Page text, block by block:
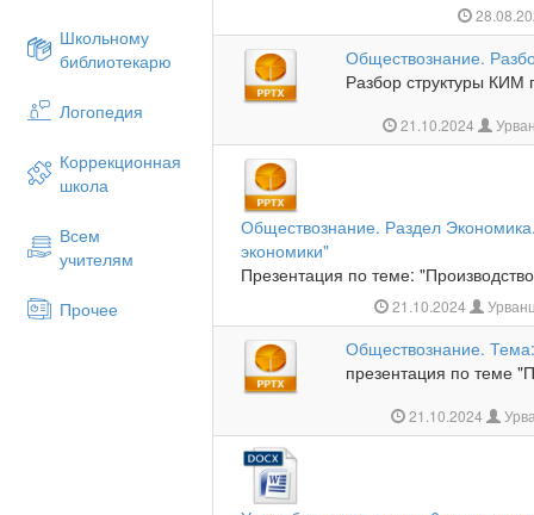
Школьному
библиотекарю
Логопедия
Коррекционная
школа
Всем
учителям
Прочее
Обществознание.
Разбор структуры КИМ
21.10.2024
Обществознание. Раздел
экономики"
Презентация по теме:
21.10.2024
Обществознание.
презентация по теме
21.10.2024